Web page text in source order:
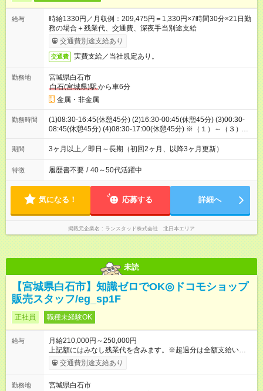
給与
時給1330円／月収例：209,475円＝1,330円×7時間30分×21日勤
務の場合＋残業代、交通費、深夜手当別途支給
交通費別途支給あり
交通費 実費支給／当社規定あり。
勤務地
宮城県白石市
白石(宮城県)駅から車6分
金属・非金属
勤務時間
(1)08:30-16:45(休憩45分) (2)16:30-00:45(休憩45分) (3)00:30-
08:45(休憩45分) (4)08:30-17:00(休憩45分) ※（１）～（３）の1
週間交替／研修期間中のみ（４）の勤務となります
期間 3ヶ月以上／即日～長期（初回2ヶ月、以降3ヶ月更新）
特徴 履歴書不要 / 40～50代活躍中
気になる！ 応募する 詳細へ
掲載元企業名 ランスタッド株式会社 北日本エリア
未読
【宮城県白石市】知識ゼロでOK◎ドコモショップ
販売スタッフ/eg_sp1F
正社員 職種未経験OK
給与
月給210,000円～250,000円
上記額にはみなし残業代を含みます。※超過分は全額支給いたし
ます。 みなし残業代 14,616円／月 みなし残業時間 10時間／月
※給与額は能力やスキルを考慮し、当社規定により決定します。
給与は本採用時と同じです。
交通費別途支給あり
勤務地
宮城県白石市